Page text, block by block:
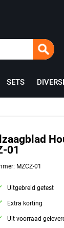
SETS
01
MZCZ-01
Uitgebreid getest
Extra korting
Uit voorraad